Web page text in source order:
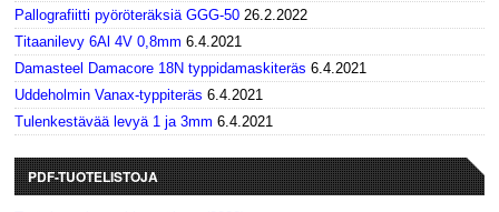
Pallografiitti pyöröteräksiä GGG-50 26.2.2022
Titaanilevy 6Al 4V 0,8mm 6.4.2021
Damasteel Damacore 18N typpidamaskiteräs 6.4.2021
Uddeholmin Vanax-typpiteräs 6.4.2021
Tulenkestävää levyä 1 ja 3mm 6.4.2021
PDF-TUOTELISTOJA